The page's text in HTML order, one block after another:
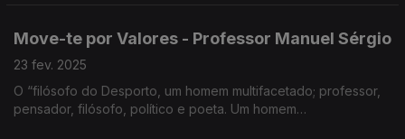
Move-te por Valores - Professor Manuel Sérgio
23 fev. 2025
O “filósofo do Desporto, um homem multifacetado; professor,
pensador, filósofo, político e poeta. Um homem